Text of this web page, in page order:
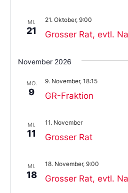
MI.
21 Grosser Rat, evtl.
21. Oktober, 9:00
November 2026
MO.
9 GR-Fraktion
9. November, 18:15
MI.
11 Grosser Rat
11. November
MI.
18 Grosser Rat, evtl.
18. November, 9:00